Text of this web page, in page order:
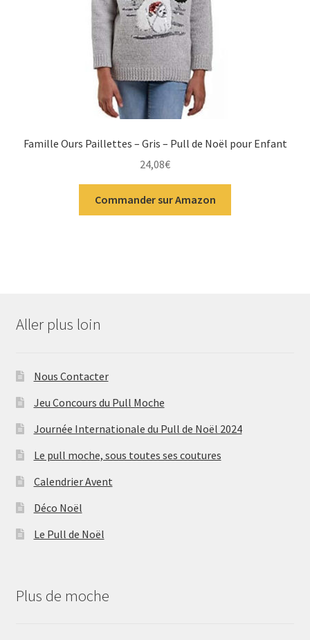
Famille Ours Paillettes – Gris – Pull de Noël pour Enfant
24,08€
Commander sur Amazon
Aller plus loin
Nous Contacter
Jeu Concours du Pull Moche
Journée Internationale du Pull de Noël 2024
Le pull moche, sous toutes ses coutures
Calendrier Avent
Déco Noël
Le Pull de Noël
Plus de moche